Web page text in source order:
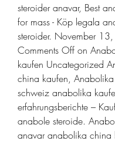
steroider anavar, Best
for mass - Köp legala
steroider. November
Comments Off on
kaufen Uncategorized
china kaufen,
schweiz anabolika
erfahrungsberichte –
anabole steroide.
anavar anabolika china